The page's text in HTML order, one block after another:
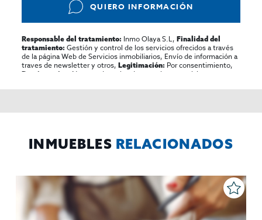
QUIERO INFORMACIÓN
Responsable del tratamiento: Inmo Olaya S.L,Finalidad del
tratamiento: Gestión y control de los servicios ofrecidos a través
de la página Web de Servicios inmobiliarios, Envío de información a
traves de newsletter y otros,Legitimación: Por consentimiento,
Destinatarios:
No se cederan los datos, salvo para elaborar
rectificar y suprimir los datos, solicitar la portabilidad de los
INMUEBLES RELACIONADOS